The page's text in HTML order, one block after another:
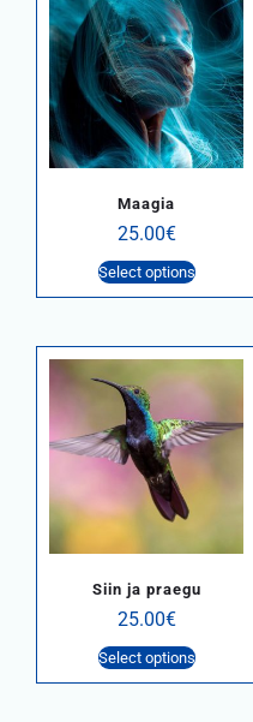
Maagia
25.00€
Select options
Siin ja praegu
25.00€
Select options